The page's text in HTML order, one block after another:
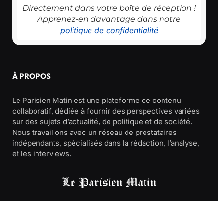
Directement dans votre boîte de réception !
Apprenez-en davantage dans notre
politique de confidentialité
À PROPOS
Le Parisien Matin est une plateforme de contenu
collaboratif, dédiée à fournir des perspectives variées
sur des sujets d’actualité, de politique et de société.
Nous travaillons avec un réseau de prestataires
indépendants, spécialisés dans la rédaction, l’analyse,
et les interviews.